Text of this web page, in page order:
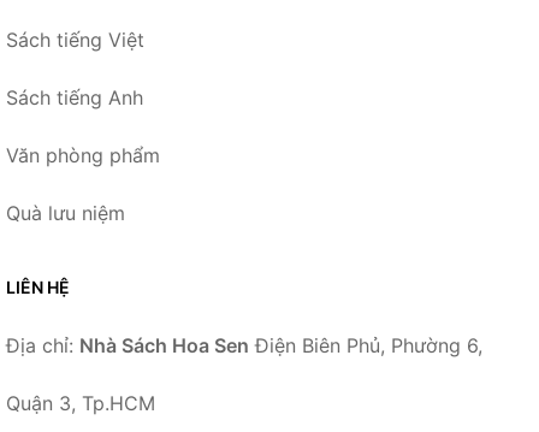
Sách tiếng Việt
Sách tiếng Anh
Văn phòng phẩm
Quà lưu niệm
LIÊN HỆ
Địa chỉ: Nhà Sách Hoa Sen Điện Biên Phủ, Phường 6,
Quận 3, Tp.HCM